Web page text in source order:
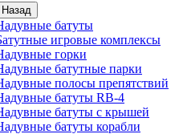
Назад
батуты
игровые комплексы
горки
батутные парки
полосы препятствий
батуты RB-4
батуты с крышей
батуты корабли